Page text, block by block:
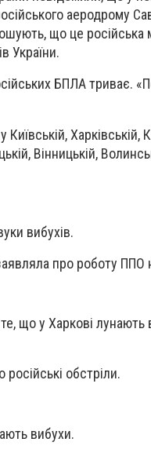
аеродрому
що це
України.
БПЛА триває.
Харківській,
Вінницькій,
вибухів.
про роботу ППО
що у Харкові лунають
обстріли.
вибухи.